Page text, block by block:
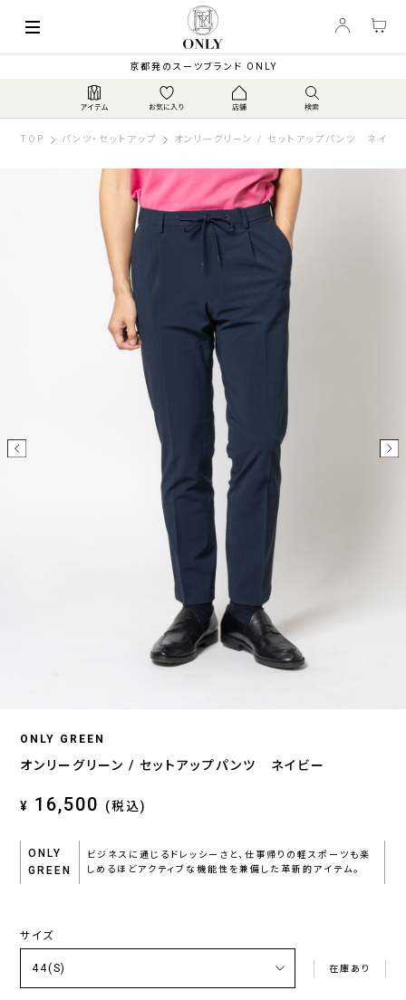
京都発のスーツブランド ONLY
TOP パンツ・セットアップ オンリーグリーン / セットアップパンツ ネイビ
ONLY GREEN
オンリーグリーン / セットアップパンツ ネイビー
¥ 16,500 (税込)
ONLY
GREEN
ビジネスに通じるドレッシーさと、仕事帰りの軽スポーツも楽
しめるほどアクティブな機能性を兼備した革新的アイテム。
サイズ
在庫あり